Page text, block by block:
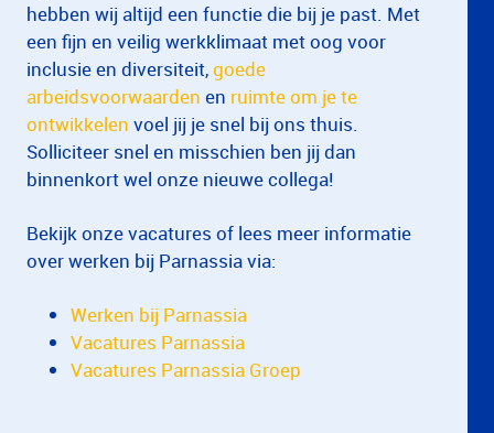
hebben wij altijd een functie die bij je past. Met
een fijn en veilig werkklimaat met oog voor
inclusie en diversiteit, goede
arbeidsvoorwaarden en ruimte om je te
ontwikkelen voel jij je snel bij ons thuis.
Solliciteer snel en misschien ben jij dan
binnenkort wel onze nieuwe collega!
Bekijk onze vacatures of lees meer informatie
over werken bij Parnassia via:
Werken bij Parnassia
Vacatures Parnassia
Vacatures Parnassia Groep